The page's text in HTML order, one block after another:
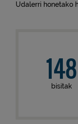
Udalerri honetako
148
bisitak